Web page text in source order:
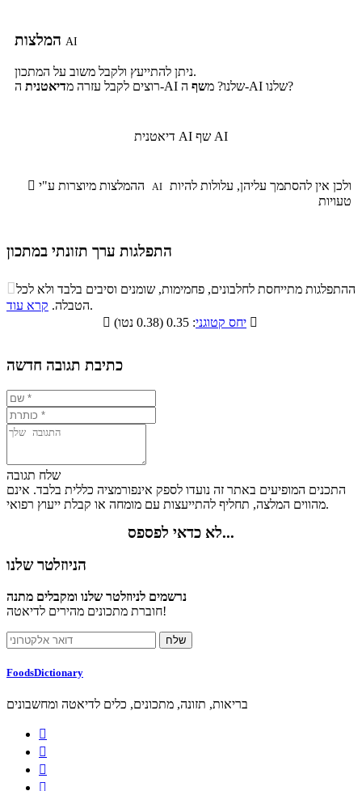
AI
ניתן להתייעץ ולקבל משוב על המתכון.
רוצים לקבל עזרה מדיאטנית ה-AI שלנו? משף ה-AI שלנו?
דיאטנית AI שף AI
 AI
טעויות
התפלגות ערך תזונתי במתכון
התפלגות ערך תזונתי במתכון
סיבים
תזונתיים
שומנים חלבונים
13.2% 57.3%
ההתפלגות מתייחסת לחלבונים, פחמימות, שומנים וסיבים בלבד ולא לכל
הטבלה. קרא עוד
.

יחס קטוגני 
כתיבת תגובה חדשה
שלח תגובה
התכנים המופיעים באתר זה נועדו לספק אינפורמציה כללית בלבד. אינם
מהווים המלצה, תחליף להתייעצות עם מומחה או קבלת ייעוץ רפואי.
לא כדאי לפספס...
הניוזלטר שלנו
נרשמים לניוזלטר שלנו ומקבלים מתנה
חוברת מתכונים מהירים לדיאטה!
FoodsDictionary
בריאות, תזונה, מתכונים, כלים לדיאטה ומחשבונים



